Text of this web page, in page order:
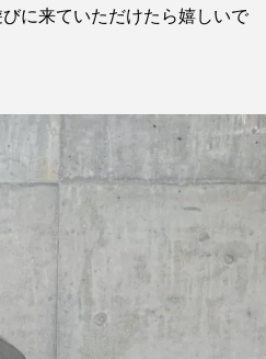
に来ていただけたら嬉しいで